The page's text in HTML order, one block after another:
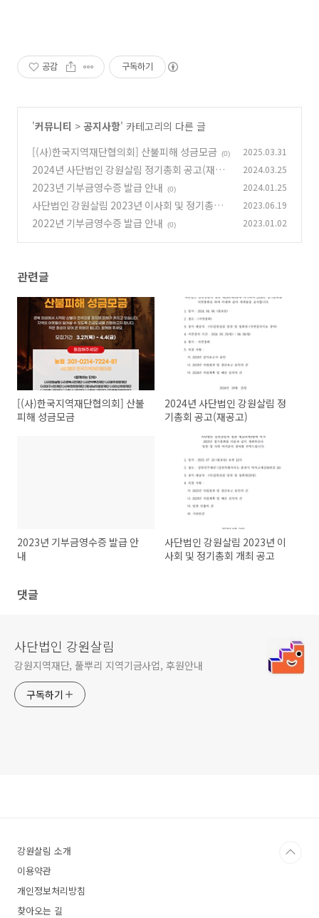
공감 구독하기
'커뮤니티 > 공지사항' 카테고리의 다른 글
[(사)한국지역재단협의회] 산불피해 성금모금
(0) 2025.03.31
2024년 사단법인 강원살림 정기총회 공고(재공
고)
(0)
2024.03.25
2023년 기부금영수증 발급 안내 (0) 2024.01.25
사단법인 강원살림 2023년 이사회 및 정기총회
개최 공고
(0)
2023.06.19
2022년 기부금영수증 발급 안내 (0) 2023.01.02
관련글
[(사)한국지역재단협의회] 산불
피해 성금모금
2024년 사단법인 강원살림 정
기총회 공고(재공고)
2023년 기부금영수증 발급 안
내
사단법인 강원살림 2023년 이
사회 및 정기총회 개최 공고
댓글
사단법인 강원살림
강원지역재단, 풀뿌리 지역기금사업, 후원안내
구독하기
강원살림 소개
이용약관
개인정보처리방침
찾아오는 길